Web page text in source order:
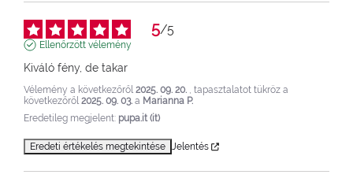
5/5
Ellenőrzött vélemény
Kiváló fény, de takar
Vélemény a következőről 2025. 09. 20. , tapasztalatot tükröz a
következőről 2025. 09. 03. a Marianna P.
Eredetileg megjelent: pupa.it (it)
Eredeti értékelés megtekintése Jelentés